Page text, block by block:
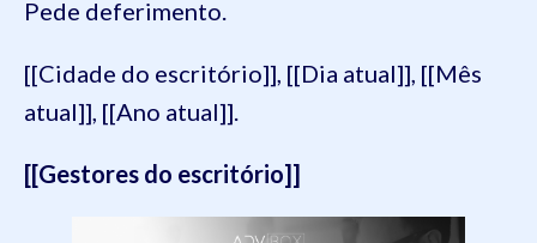
Pede deferimento.
[[Cidade do escritório]], [[Dia atual]], [[Mês
atual]], [[Ano atual]].
[[Gestores do escritório]]